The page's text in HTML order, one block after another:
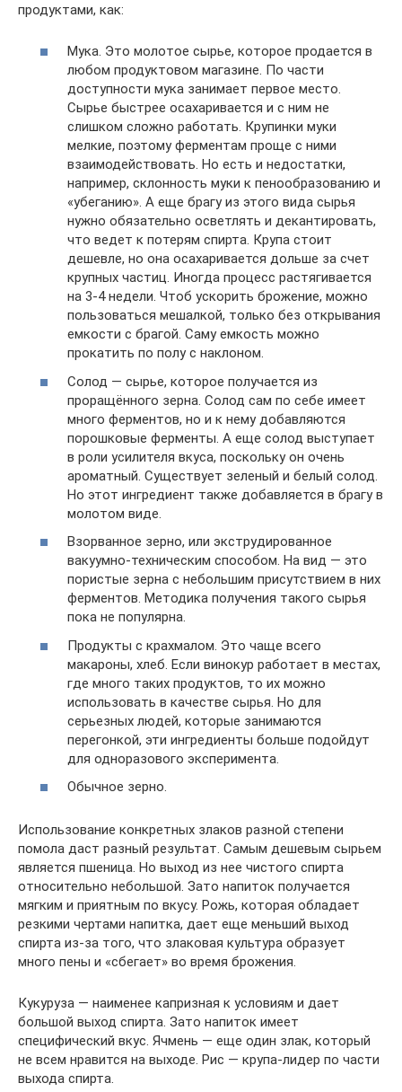
продуктами, как:
Мука. Это молотое сырье, которое продается в
любом продуктовом магазине. По части
доступности мука занимает первое место.
Сырье быстрее осахаривается и с ним не
слишком сложно работать. Крупинки муки
мелкие, поэтому ферментам проще с ними
взаимодействовать. Но есть и недостатки,
например, склонность муки к пенообразованию и
«убеганию». А еще брагу из этого вида сырья
нужно обязательно осветлять и декантировать,
что ведет к потерям спирта. Крупа стоит
дешевле, но она осахаривается дольше за счет
крупных частиц. Иногда процесс растягивается
на 3-4 недели. Чтоб ускорить брожение, можно
пользоваться мешалкой, только без открывания
емкости с брагой. Саму емкость можно
прокатить по полу с наклоном.
Солод — сырье, которое получается из
проращённого зерна. Солод сам по себе имеет
много ферментов, но и к нему добавляются
порошковые ферменты. А еще солод выступает
в роли усилителя вкуса, поскольку он очень
ароматный. Существует зеленый и белый солод.
Но этот ингредиент также добавляется в брагу в
молотом виде.
Взорванное зерно, или экструдированное
вакуумно-техническим способом. На вид — это
пористые зерна с небольшим присутствием в них
ферментов. Методика получения такого сырья
пока не популярна.
Продукты с крахмалом. Это чаще всего
макароны, хлеб. Если винокур работает в местах,
где много таких продуктов, то их можно
использовать в качестве сырья. Но для
серьезных людей, которые занимаются
перегонкой, эти ингредиенты больше подойдут
для одноразового эксперимента.
Обычное зерно.
Использование конкретных злаков разной степени
помола даст разный результат. Самым дешевым сырьем
является пшеница. Но выход из нее чистого спирта
относительно небольшой. Зато напиток получается
мягким и приятным по вкусу. Рожь, которая обладает
резкими чертами напитка, дает еще меньший выход
спирта из-за того, что злаковая культура образует
много пены и «сбегает» во время брожения.
Кукуруза — наименее капризная к условиям и дает
большой выход спирта. Зато напиток имеет
специфический вкус. Ячмень — еще один злак, который
не всем нравится на выходе. Рис — крупа-лидер по части
выхода спирта.